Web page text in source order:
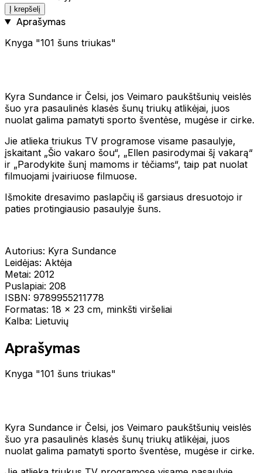
Į krepšelį
Aprašymas
Knyga "101 šuns triukas"
Kyra Sundance ir Čelsi, jos Veimaro paukštšunių veislės
šuo yra pasaulinės klasės šunų triukų atlikėjai, juos
nuolat galima pamatyti sporto šventėse, mugėse ir cirke.
Jie atlieka triukus TV programose visame pasaulyje,
įskaitant „Šio vakaro šou“, „Ellen pasirodymai šį vakarą“
ir „Parodykite šunį mamoms ir tėčiams“, taip pat nuolat
filmuojami įvairiuose filmuose.
Išmokite dresavimo paslapčių iš garsiaus dresuotojo ir
paties protingiausio pasaulyje šuns.
Autorius: Kyra Sundance
Leidėjas: Aktėja
Metai: 2012
Puslapiai: 208
ISBN: 9789955211778
Formatas: 18 x 23 cm, minkšti viršeliai
Kalba: Lietuvių
Aprašymas
Knyga "101 šuns triukas"
Kyra Sundance ir Čelsi, jos Veimaro paukštšunių veislės
šuo yra pasaulinės klasės šunų triukų atlikėjai, juos
nuolat galima pamatyti sporto šventėse, mugėse ir cirke.